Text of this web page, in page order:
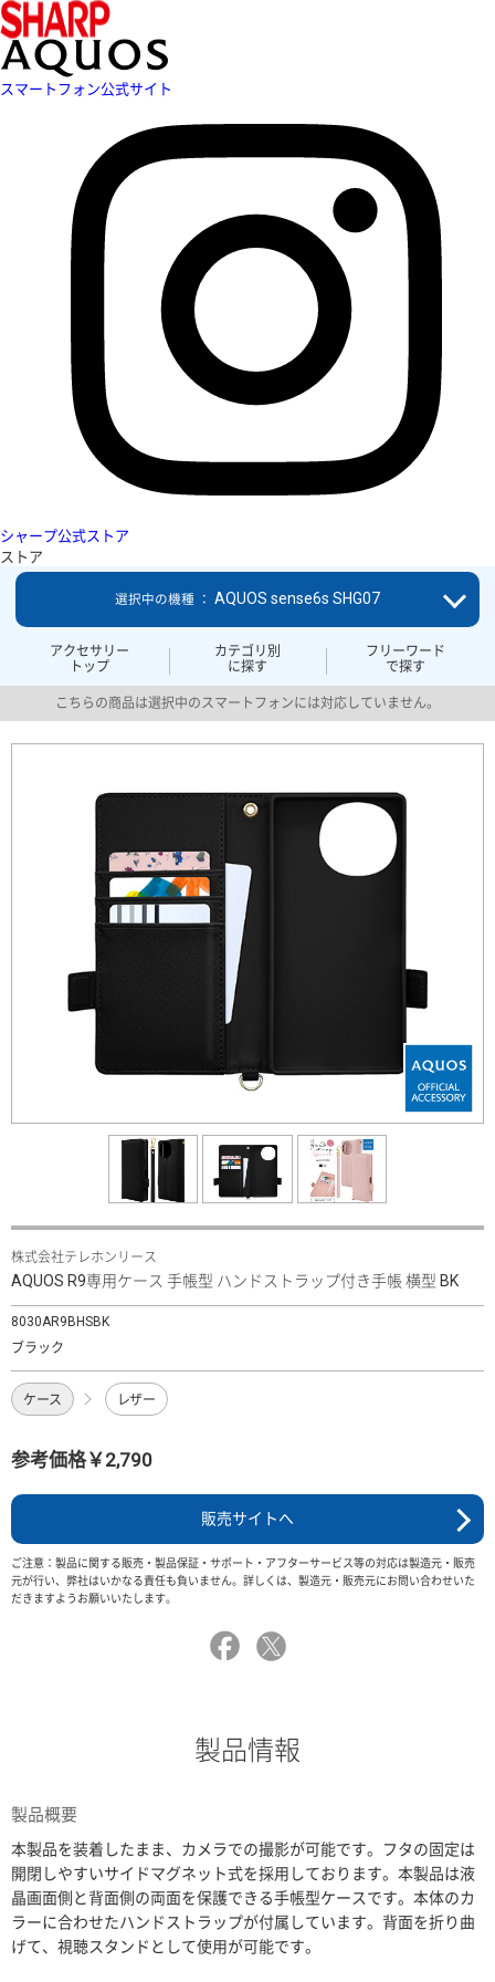
スマートフォン公式サイト
シャープ公式ストア
ストア
アクセサリー
トップ
カテゴリ別
に探す
フリーワード
で探す
選択中の機種 ： AQUOS sense6s SHG07
こちらの商品は選択中のスマートフォンには対応していません。
株式会社テレホンリース
AQUOS R9専用ケース 手帳型 ハンドストラップ付き手帳 横型 BK
8030AR9BHSBK
ブラック
ケース レザー
参考価格￥2,790
販売サイトへ
ご注意：製品に関する販売・製品保証・サポート・アフターサービス等の対応は製造元・販売
元が行い、弊社はいかなる責任も負いません。詳しくは、製造元・販売元にお問い合わせいた
だきますようお願いいたします。
製品情報
製品概要
本製品を装着したまま、カメラでの撮影が可能です。フタの固定は
開閉しやすいサイドマグネット式を採用しております。本製品は液
晶画面側と背面側の両面を保護できる手帳型ケースです。本体のカ
ラーに合わせたハンドストラップが付属しています。背面を折り曲
げて、視聴スタンドとして使用が可能です。